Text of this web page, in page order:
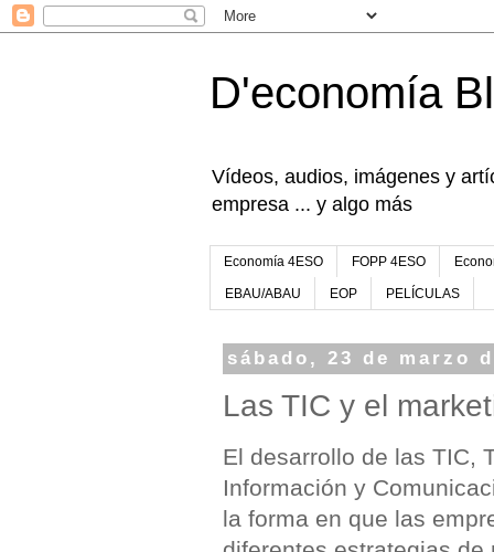
D'economía
Vídeos, audios, imágenes y
empresa ... y algo más
Economía 4ESO FOPP 4ESO
EBAU/ABAU EOP PELÍCULAS
sábado, 23 de marzo
Las TIC y el
El desarrollo de las TIC,
Información y
la forma en que las